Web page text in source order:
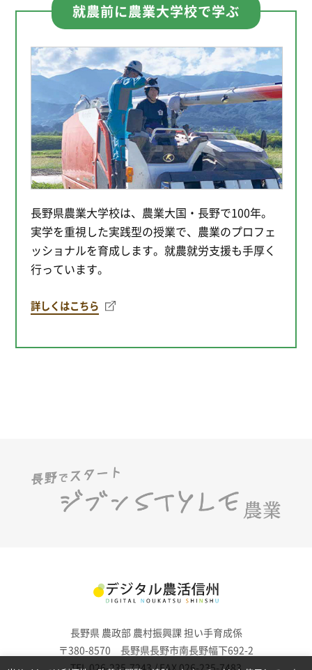
就農前に農業大学校で学ぶ
長野県農業大学校は、農業大国・長野で100年。
実学を重視した実践型の授業で、農業のプロフェ
ッショナルを育成します。就農就労支援も手厚く
行っています。
詳しくはこちら
長野県 農政部 農村振興課 担い手育成係
〒380-8570 長野県長野市南長野幅下692-2